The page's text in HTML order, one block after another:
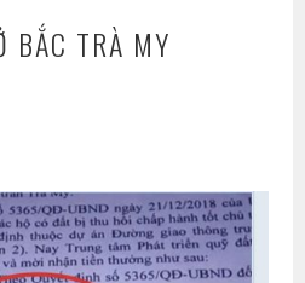
BẮC TRÀ MY